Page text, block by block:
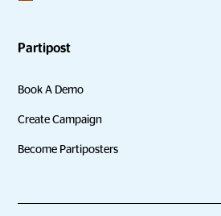
Partipost
Book A Demo
Create Campaign
Become Partiposters